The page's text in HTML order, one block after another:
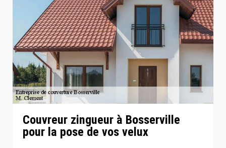
Couvreur zingueur à Bosserville
pour la pose de vos velux